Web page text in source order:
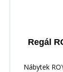
Regál
Nábytek